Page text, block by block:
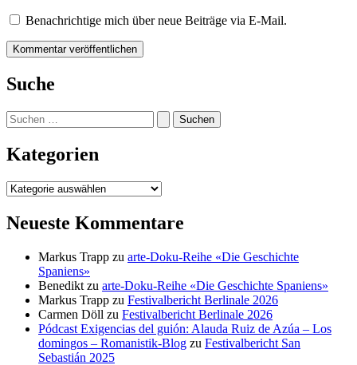
Benachrichtige mich über neue Beiträge via E-Mail.
Suche
Suchen
nach:
Kategorien
Kategorien
Neueste Kommentare
Markus Trapp zu arte-Doku-Reihe «Die Geschichte
Spaniens»
Benedikt zu arte-Doku-Reihe «Die Geschichte Spaniens»
Markus Trapp zu Festivalbericht Berlinale 2026
Carmen Döll zu Festivalbericht Berlinale 2026
Pódcast Exigencias del guión: Alauda Ruiz de Azúa – Los
domingos – Romanistik-Blog zu Festivalbericht San
Sebastián 2025